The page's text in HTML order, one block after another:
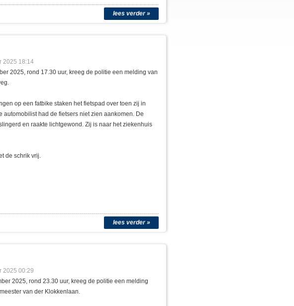
lees verder »
2025 18:14
2025, rond 17.30 uur, kreeg de politie een melding van
op een fatbike staken het fietspad over toen zij in
automobilist had de fietsers niet zien aankomen. De
en raakte lichtgewond. Zij is naar het ziekenhuis
de schrik vrij.
lees verder »
2025 00:29
2025, rond 23.30 uur, kreeg de politie een melding
van der Klokkenlaan.